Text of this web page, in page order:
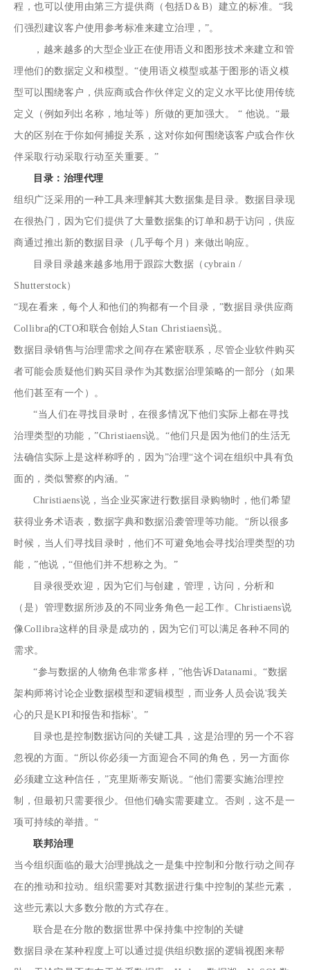
程，也可以使用由第三方提供商（包括D＆B）建立的标准。“我
们强烈建议客户使用参考标准来建立治理，”。
，越来越多的大型企业正在使用语义和图形技术来建立和管
理他们的数据定义和模型。“使用语义模型或基于图形的语义模
型可以围绕客户，供应商或合作伙伴定义的定义水平比使用传统
定义（例如列出名称，地址等）所做的更加强大。 “ 他说。“最
大的区别在于你如何捕捉关系，这对你如何围绕该客户或合作伙
伴采取行动采取行动至关重要。”
目录：治理代理
组织广泛采用的一种工具来理解其大数据集是目录。数据目录现
在很热门，因为它们提供了大量数据集的订单和易于访问，供应
商通过推出新的数据目录（几乎每个月）来做出响应。
目录目录越来越多地用于跟踪大数据（cybrain /
Shutterstock）
“现在看来，每个人和他们的狗都有一个目录，”数据目录供应商
Collibra的CTO和联合创始人Stan Christiaens说。
数据目录销售与治理需求之间存在紧密联系，尽管企业软件购买
者可能会质疑他们购买目录作为其数据治理策略的一部分（如果
他们甚至有一个）。
“当人们在寻找目录时，在很多情况下他们实际上都在寻找
治理类型的功能，”Christiaens说。“他们只是因为他们的生活无
法确信实际上是这样称呼的，因为”治理“这个词在组织中具有负
面的，类似警察的内涵。”
Christiaens说，当企业买家进行数据目录购物时，他们希望
获得业务术语表，数据字典和数据沿袭管理等功能。“所以很多
时候，当人们寻找目录时，他们不可避免地会寻找治理类型的功
能，”他说，“但他们并不想称之为。”
目录很受欢迎，因为它们与创建，管理，访问，分析和
（是）管理数据所涉及的不同业务角色一起工作。Christiaens说
像Collibra这样的目录是成功的，因为它们可以满足各种不同的
需求。
“参与数据的人物角色非常多样，”他告诉Datanami。“数据
架构师将讨论企业数据模型和逻辑模型，而业务人员会说'我关
心的只是KPI和报告和指标'。”
目录也是控制数据访问的关键工具，这是治理的另一个不容
忽视的方面。“所以你必须一方面迎合不同的角色，另一方面你
必须建立这种信任，”克里斯蒂安斯说。“他们需要实施治理控
制，但最初只需要很少。但他们确实需要建立。否则，这不是一
项可持续的举措。“
联邦治理
当今组织面临的最大治理挑战之一是集中控制和分散行动之间存
在的推动和拉动。组织需要对其数据进行集中控制的某些元素，
这些元素以大多数分散的方式存在。
联合是在分散的数据世界中保持集中控制的关键
数据目录在某种程度上可以通过提供组织数据的逻辑视图来帮